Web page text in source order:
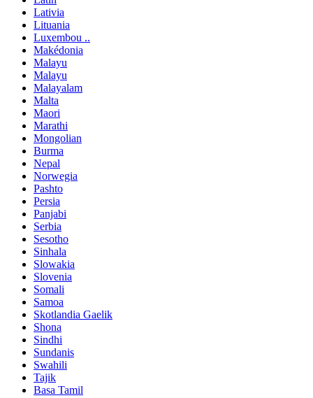
Lativia
Lituania
Luxembou ..
Makédonia
Malayu
Malayu
Malayalam
Malta
Maori
Marathi
Mongolian
Burma
Nepal
Norwegia
Pashto
Persia
Panjabi
Serbia
Sesotho
Sinhala
Slowakia
Slovenia
Somali
Samoa
Skotlandia Gaelik
Shona
Sindhi
Sundanis
Swahili
Tajik
Basa Tamil